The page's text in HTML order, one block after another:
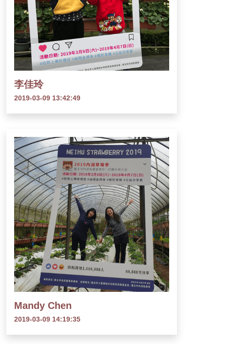
李佳玲
2019-03-09 13:42:49
Mandy Chen
2019-03-09 14:19:35